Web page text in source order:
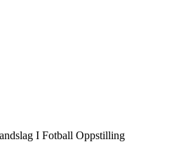
I Fotball Oppstilling